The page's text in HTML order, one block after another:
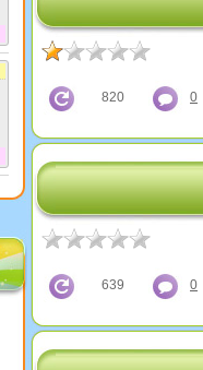
820 0
639 0